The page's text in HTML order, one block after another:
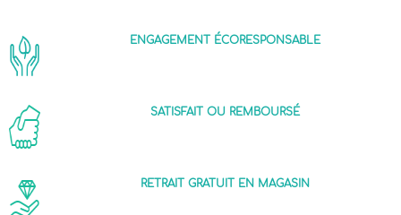
ENGAGEMENT ÉCORESPONSABLE
SATISFAIT OU REMBOURSÉ
RETRAIT GRATUIT EN MAGASIN